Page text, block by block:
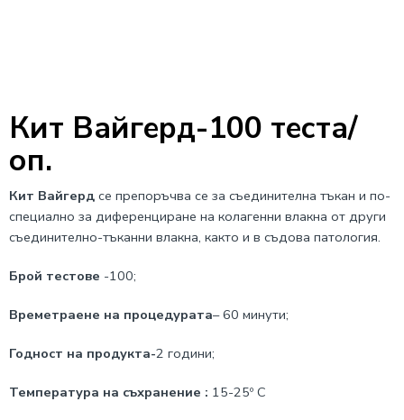
Кит Вайгерд-100 теста/
оп.
Кит Вайгерд се препоръчва се за съединителна тъкан и по-
специално за диференциране на колагенни влакна от други
съединително-тъканни влакна, както и в съдова патология.
Брой тестове -100;
Времетраене на процедурата– 60 минути;
Годност на продукта-2 години;
Температура на съхранение : 15-25º С